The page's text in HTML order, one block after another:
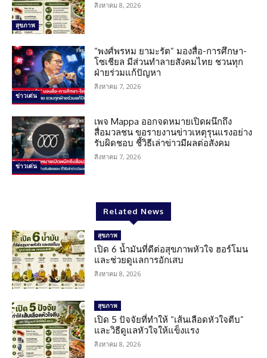
สุขภาพ
สิงหาคม 8, 2026
ข่าวเด่น
“พงศ์พรหม ยามะรัต” มองสื่อ-การศึกษา-
โซเชียล มีส่วนทำลายสังคมไทย ชวนทุก
ฝ่ายร่วมแก้ปัญหา
สิงหาคม 7, 2026
ข่าวเด่น
เพจ Mappa ออกจดหมายเปิดผนึกถึง
สื่อมวลชน ขอรายงานข่าวเหตุรุนแรงอย่าง
รับผิดชอบ ชี้วิธีเล่าข่าวมีผลต่อสังคม
สิงหาคม 7, 2026
Related News
สุขภาพ
เปิด 6 น้ำมันที่ดีต่อสุขภาพหัวใจ ฮอร์โมน
และช่วยดูแลการอักเสบ
สิงหาคม 8, 2026
สุขภาพ
เปิด 5 ปัจจัยที่ทำให้ “เส้นเลือดหัวใจตีบ”
และวิธีดูแลหัวใจให้แข็งแรง
สิงหาคม 8, 2026